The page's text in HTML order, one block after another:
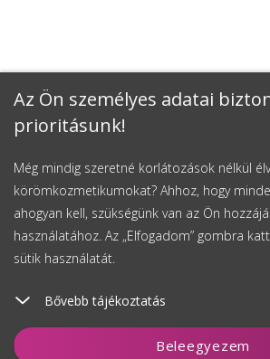
Az Ön személyes adatai
prioritásunk!
Még mindig szeretné korlátozások nélkül
körömkozmetikumokat? Ahhoz, hogy
ahogyan kell, szükségünk van az Ön
használatához. Az „Elfogadom” gombra
sütik használatát.
Bővebb tájékoztatás
Beleegyezem
Kosárhoz ad